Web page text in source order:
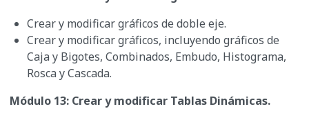
Crear y modificar gráficos de doble eje.
Crear y modificar gráficos, incluyendo gráficos de
Caja y Bigotes, Combinados, Embudo, Histograma,
Rosca y Cascada.
Módulo 13: Crear y modificar Tablas Dinámicas.